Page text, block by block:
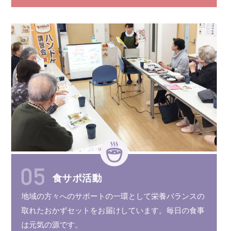
食サポ活動
地域の方々へのサポートの一環として栄養バランスの
取れたおかずセット をお届けしています。毎日の食事
は元気の源です。